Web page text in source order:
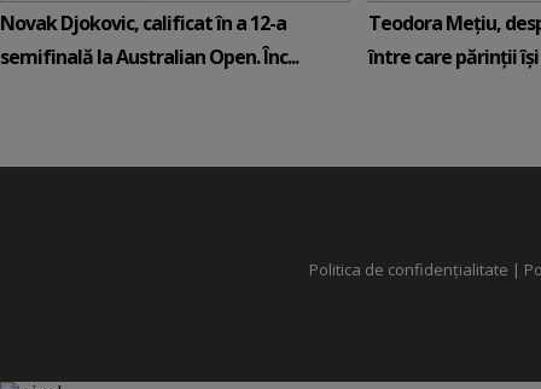
Novak Djokovic, calificat în a 12-a
semifinală la Australian Open. Înc...
Teodora Mețiu,
între care părinții își
Politica de confidențialitate |